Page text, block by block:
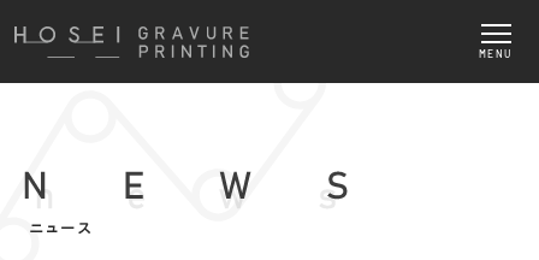
MENU
ニュース